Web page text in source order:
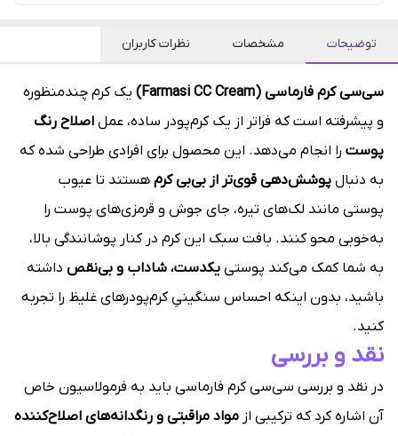
توضیحات مشخصات نظرات کاربران
سی‌سی کرم فارماسی (Farmasi CC Cream)
یک کرم چندمنظوره
و پیشرفته است که فراتر از یک کرم‌پودر ساده، عمل اصلاح رنگ
پوست را انجام می‌دهد. این محصول برای افرادی طراحی شده که
به دنبال پوشش‌دهی قوی‌تر از بی‌بی کرم هستند تا عیوب
پوستی مانند لک‌های تیره، جای جوش و قرمزی‌های پوست را
به‌خوبی محو کنند. بافت سبک این کرم در کنار پوشانندگی بالا،
به شما کمک می‌کند پوستی یکدست، شاداب و بی‌نقص داشته
باشید، بدون اینکه احساس سنگینیِ کرم‌پودرهای غلیظ را تجربه
کنید.
نقد و بررسی
در نقد و بررسی سی‌سی کرم فارماسی باید به فرمولاسیون خاص
آن اشاره کرد که ترکیبی از مواد مراقبتی و رنگدانه‌های اصلاح‌کننده